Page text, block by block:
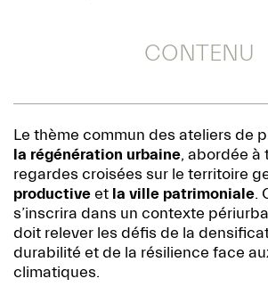
CONTENU
Le thème commun des ateliers de
la régénération urbaine, abordée à
regardes croisées sur le territoire
productiveet la ville patrimoniale.
s’inscrira dans un contexte
doit relever les défis de la
durabilité et de la résilience face
climatiques.